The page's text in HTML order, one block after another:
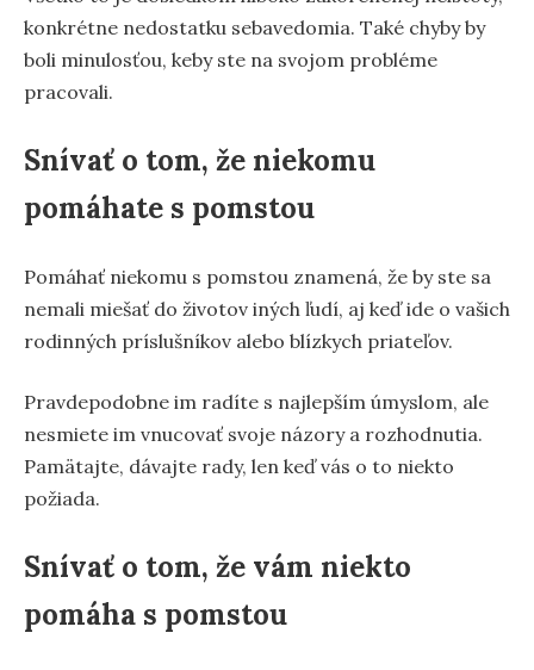
konkrétne nedostatku sebavedomia. Také chyby by
boli minulosťou, keby ste na svojom probléme
pracovali.
Snívať o tom, že niekomu
pomáhate s pomstou
Pomáhať niekomu s pomstou znamená, že by ste sa
nemali miešať do životov iných ľudí, aj keď ide o vašich
rodinných príslušníkov alebo blízkych priateľov.
Pravdepodobne im radíte s najlepším úmyslom, ale
nesmiete im vnucovať svoje názory a rozhodnutia.
Pamätajte, dávajte rady, len keď vás o to niekto
požiada.
Snívať o tom, že vám niekto
pomáha s pomstou